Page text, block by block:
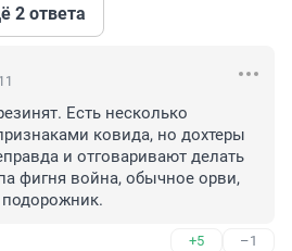
2 ответа
Есть несколько
ковида, но дохтеры
и отговаривают делать
фигня война, обычное орви,
+5 –1